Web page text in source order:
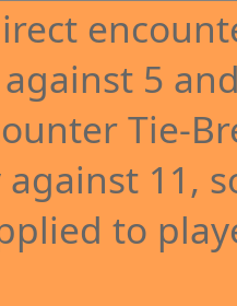
5
Tie-
11,
to